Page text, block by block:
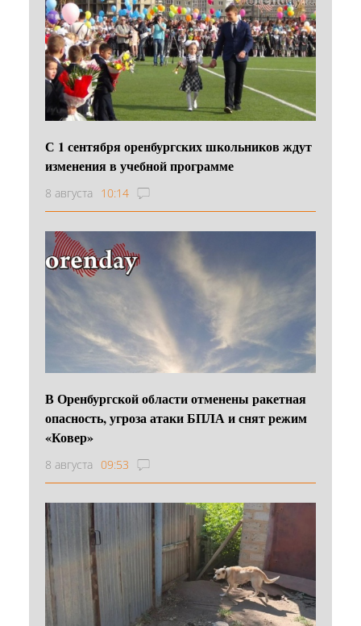
С 1 сентября оренбургских школьников ждут
изменения в учебной программе
8 августа 10:14
В Оренбургской области отменены ракетная
опасность, угроза атаки БПЛА и снят режим
«Ковер»
8 августа 09:53